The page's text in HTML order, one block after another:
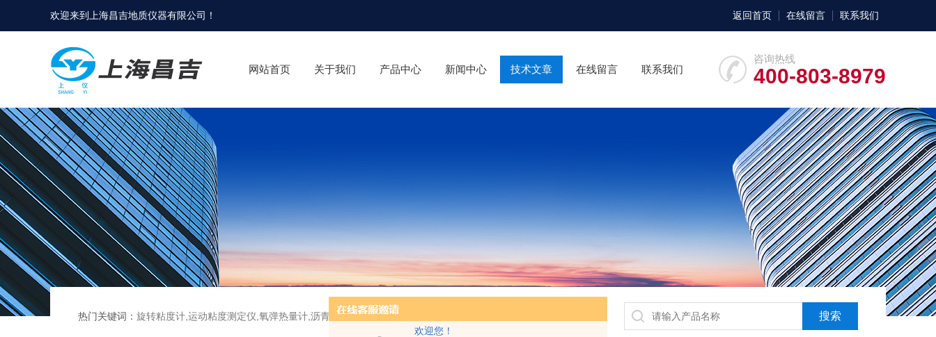
欢迎您！
欢迎来到 上海昌吉地质仪器有限公司 ！ 返回首页 在线留言 联系我们
咨询热线
400-803-8979
网站首页 关于我们 产品中心 新闻中心 技术文章 在线留言 联系我们
热门关键词： 旋转粘度计,运动粘度测定仪,氧弹热量计,沥青针入度试验仪,沥青延伸度试验仪,沥青软化点试验仪,测斜仪